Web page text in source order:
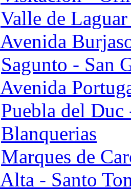
Valle de
Avenida
Sagunto - San
Avenida
Puebla del
Blanquerias
Marques de
Alta - Santo